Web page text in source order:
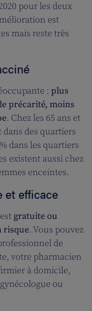
pour les deux
est
mais reste très
: plus
précarité, moins
. Chez les 65 ans et
dans des quartiers
dans les quartiers
existent aussi chez
enceintes.
et efficace
gratuite ou
risque. Vous pouvez
de
votre pharmacien
à domicile,
ou